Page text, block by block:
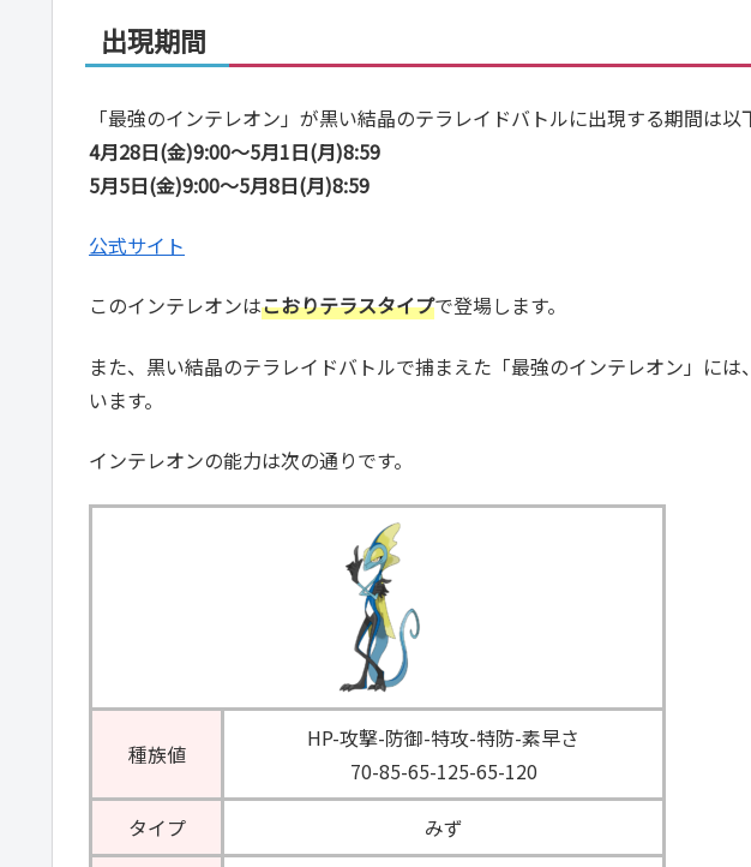
出現期間
「最強のインテレオン」が黒い結晶のテラレイドバトルに出現する期間は以
4月28日(金)9:00～5月1日(月)8:59
5月5日(金)9:00～5月8日(月)8:59
公式サイト
このインテレオンはこおりテラスタイプで登場します。
また、黒い結晶のテラレイドバトルで捕まえた「最強のインテレオン」に
います。
インテレオンの能力は次の通りです。
種族値
HP-攻撃-防御-特攻-特防-素早さ
70-85-65-125-65-120
タイプ
みず